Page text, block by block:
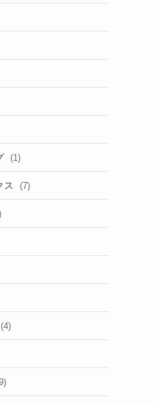
(1)
ス (7)
(4)